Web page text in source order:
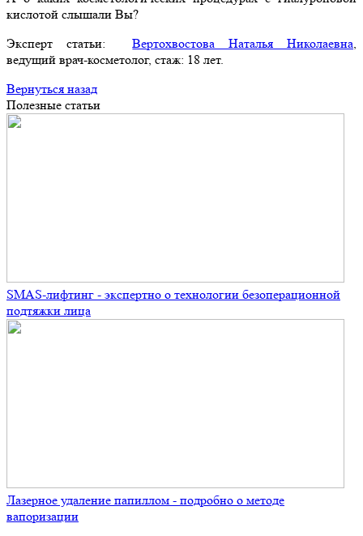
кислотой слышали Вы?
Эксперт статьи:Вертохвостова Наталья Николаевна,
ведущий врач-косметолог, стаж: 18 лет.
Вернуться назад
Полезные статьи
SMAS-лифтинг - экспертно о технологии безоперационной
подтяжки лица
Лазерное удаление папиллом - подробно о методе
вапоризации